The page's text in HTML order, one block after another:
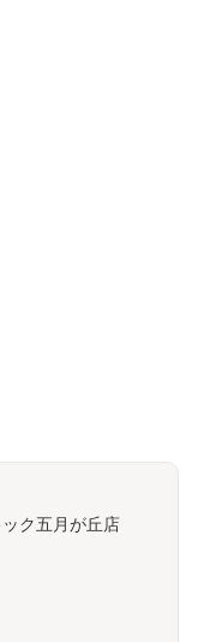
ク五月が丘店